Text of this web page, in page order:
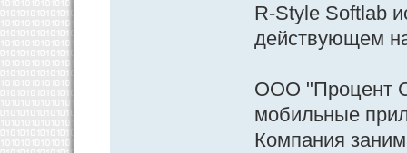
R-Style Softlab
действующем
ООО "Процент
мобильные
Компания